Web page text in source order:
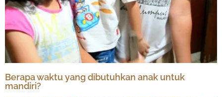
Berapa waktu yang dibutuhkan anak untuk
mandiri?